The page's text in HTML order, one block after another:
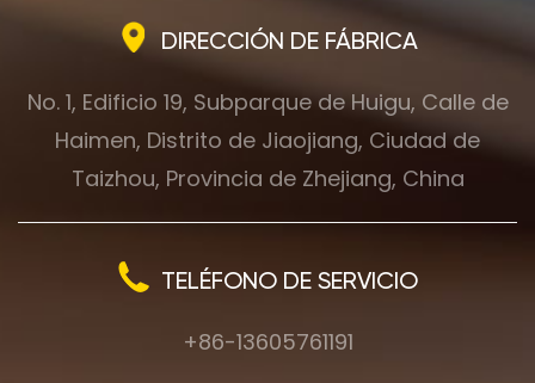
DIRECCIÓN DE FÁBRICA
No. 1, Edificio 19, Subparque de Huigu, Calle de
Haimen, Distrito de Jiaojiang, Ciudad de
Taizhou, Provincia de Zhejiang, China
TELÉFONO DE SERVICIO
+86-13605761191